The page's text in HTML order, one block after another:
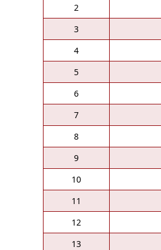
2
3
4
5
6
7
8
9
10
11
12
13